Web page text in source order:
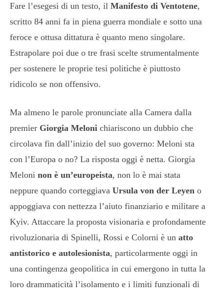
Fare l’esegesi di un testo, il Manifesto di Ventotene,
scritto 84 anni fa in piena guerra mondiale e sotto una
feroce e ottusa dittatura è quanto meno singolare.
Estrapolare poi due o tre frasi scelte strumentalmente
per sostenere le proprie tesi politiche è piuttosto
ridicolo se non offensivo.
Ma almeno le parole pronunciate alla Camera dalla
premier Giorgia Meloni chiariscono un dubbio che
circolava fin dall’inizio del suo governo: Meloni sta
con l’Europa o no? La risposta oggi è netta. Giorgia
Meloni non è un’europeista, non lo è mai stata
neppure quando corteggiava Ursula von der Leyen o
appoggiava con nettezza l’aiuto finanziario e militare a
Kyiv. Attaccare la proposta visionaria e profondamente
rivoluzionaria di Spinelli, Rossi e Colorni è un atto
antistorico e autolesionista, particolarmente oggi in
una contingenza geopolitica in cui emergono in tutta la
loro drammaticità l’isolamento e i limiti funzionali di